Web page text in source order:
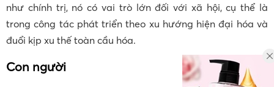
như chính trị, nó có vai trò lớn đối với xã hội, cụ thể là
trong công tác phát triển theo xu hướng hiện đại hóa và
đuổi kịp xu thế toàn cầu hóa.
Con người